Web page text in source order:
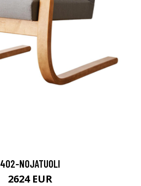
402-NOJATUOLI
2624 EUR